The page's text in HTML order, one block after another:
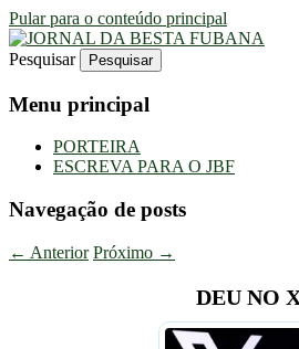
Pular para o conteúdo principal
JORNAL DA BESTA
Uma Gazeta Escrota
Pesquisar
Menu principal
PORTEIRA
ESCREVA PARA O JBF
Navegação de posts
← Anterior Próximo →
DEU NO